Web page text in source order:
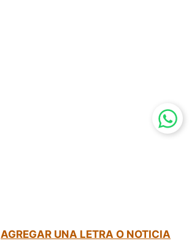
AGREGAR UNA LETRA O NOTICIA